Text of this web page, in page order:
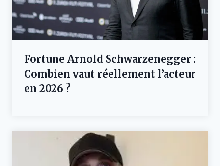
Fortune Arnold Schwarzenegger :
Combien vaut réellement l’acteur
en 2026 ?